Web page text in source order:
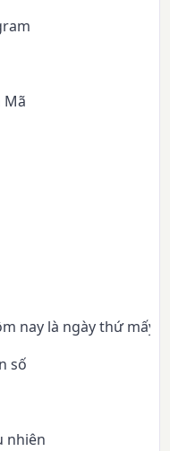
Mã
nay là ngày thứ mấy
số
nhiên